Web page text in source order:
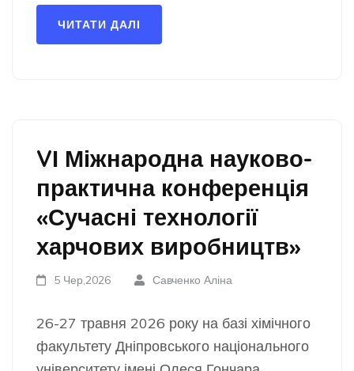
ЧИТАТИ ДАЛІ
VІ Міжнародна науково-
практична конференція
«Сучасні технології
харчових виробництв»
5 Чер,2026 Савченко Аліна
26-27 травня 2026 року на базі хімічного
факультету Дніпровського національного